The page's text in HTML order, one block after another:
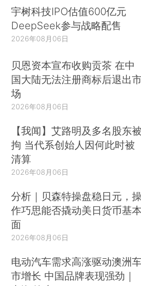
宇树科技IPO估值600亿元
DeepSeek参与战略配售
2026年08月06日
贝恩资本宣布收购贡茶 在中
国大陆无法注册商标后退出
场
2026年08月06日
【我闻】艾路明及多名股东被
拘 当代系创始人因何此时被
清算
2026年08月06日
分析｜贝森特操盘稳日元，操
作巧思能否撬动美日货币基本
面
2026年08月06日
电动汽车需求高涨驱动澳洲
市增长 中国品牌表现强劲｜